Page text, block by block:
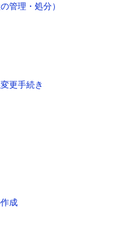
管理・処分）
更手続き
成